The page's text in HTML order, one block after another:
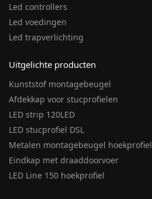
Led controllers
Led voedingen
Led trapverlichting
Uitgelichte producten
Kunststof montagebeugel
Afdekkap voor stucprofielen
LED strip 120LED
LED stucprofiel DSL
Metalen montagebeugel hoekprofiel
Eindkap met draaddoorvoer
LED Line 150 hoekprofiel